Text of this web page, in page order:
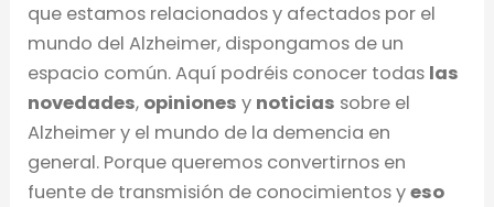
que estamos relacionados y afectados por el
mundo del Alzheimer, dispongamos de un
espacio común. Aquí podréis conocer todas las
novedades, opiniones y noticias sobre el
Alzheimer y el mundo de la demencia en
general. Porque queremos convertirnos en
fuente de transmisión de conocimientos yeso